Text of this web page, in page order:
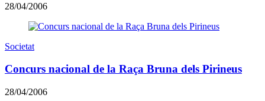
28/04/2006
Societat
Concurs nacional de la Raça Bruna dels Pirineus
28/04/2006